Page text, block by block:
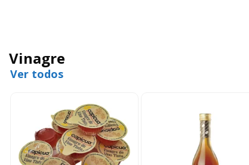
Vinagre
Ver todos